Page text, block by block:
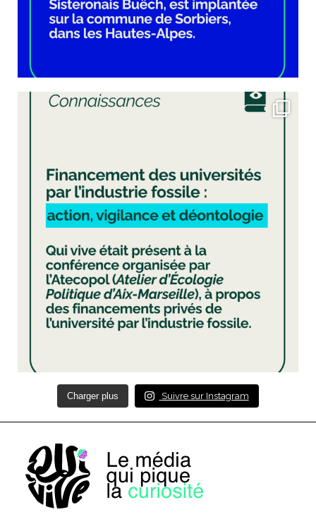
Charger plus Suivre sur Instagram